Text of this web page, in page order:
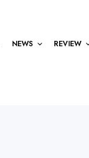
NEWS REVIEW